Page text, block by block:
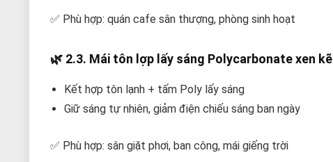
✅ Phù hợp: quán cafe sân thượng, phòng sinh hoạt
🌿 2.3. Mái tôn lợp lấy sáng Polycarbonate xen kẽ
Kết hợp tôn lạnh + tấm Poly lấy sáng
Giữ sáng tự nhiên, giảm điện chiếu sáng ban ngày
✅ Phù hợp: sân giặt phơi, ban công, mái giếng trời